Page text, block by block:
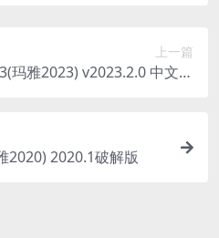
上一篇
雅2023) v2023.2.0 中文特
2020.1破解版